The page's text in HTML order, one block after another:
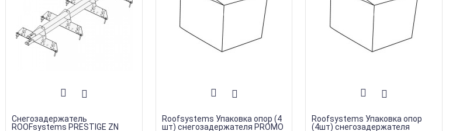
Снегозадержатель
ROOFsystems PRESTIGE ZN
Roofsystems Упаковка опор (4
шт) снегозадержателя PROMO
Roofsystems Упаковка опор
(4шт) снегозадержателя